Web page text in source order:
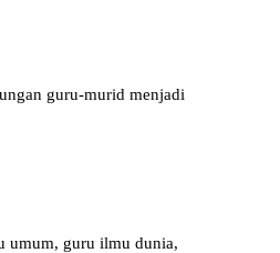
guru-murid menjadi
umum, guru ilmu dunia,